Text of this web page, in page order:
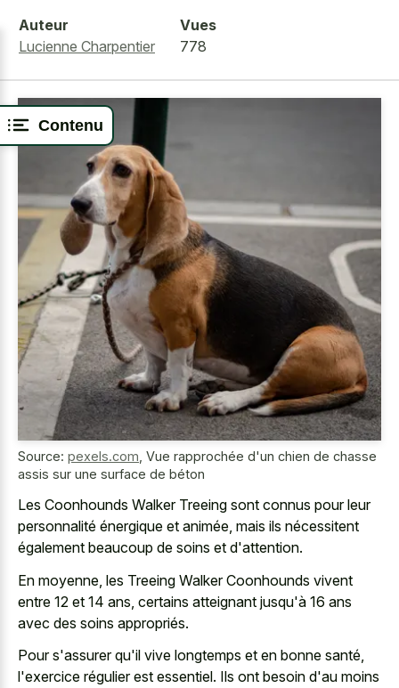
Contenu
Auteur
Lucienne Charpentier
Vues
778
Source: pexels.com Vue rapprochée d'un chien de chasse
assis sur une surface de béton
Les Coonhounds Walker Treeing sont connus pour leur
personnalité énergique et animée, mais ils nécessitent
également beaucoup de soins et d'attention.
En moyenne, les Treeing Walker Coonhounds vivent
entre 12 et 14 ans, certains atteignant jusqu'à 16 ans
avec des soins appropriés.
Pour s'assurer qu'il vive longtemps et en bonne santé,
l'exercice régulier est essentiel. Ils ont besoin d'au moins